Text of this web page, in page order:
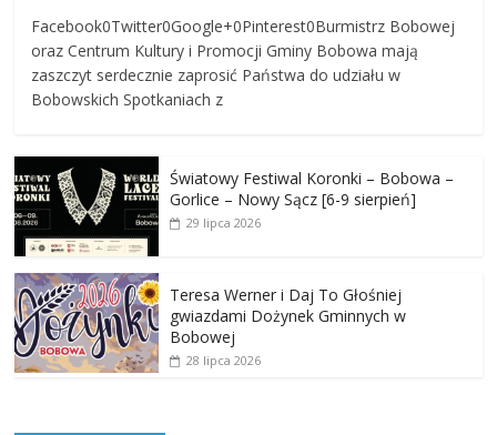
Facebook0Twitter0Google+0Pinterest0Burmistrz Bobowej
oraz Centrum Kultury i Promocji Gminy Bobowa mają
zaszczyt serdecznie zaprosić Państwa do udziału w
Bobowskich Spotkaniach z
Światowy Festiwal Koronki – Bobowa –
Gorlice – Nowy Sącz [6-9 sierpień]
29 lipca 2026
Teresa Werner i Daj To Głośniej
gwiazdami Dożynek Gminnych w
Bobowej
28 lipca 2026